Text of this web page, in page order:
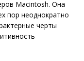
Macintosh. Она
пор неоднократно
черты